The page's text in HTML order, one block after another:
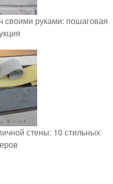
своими руками: пошаговая
стены: 10 стильных